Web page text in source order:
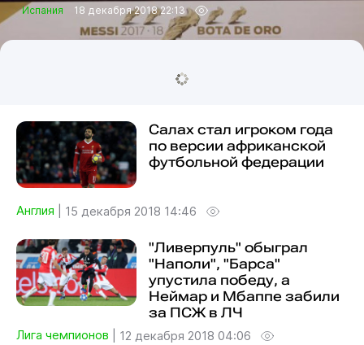
Испания 18 декабря 2018 22:13
Салах стал игроком года
по версии африканской
футбольной федерации
Англия 15 декабря 2018 14:46
"Ливерпуль" обыграл
"Наполи", "Барса"
упустила победу, а
Неймар и Мбаппе забили
за ПСЖ в ЛЧ
Лига чемпионов 12 декабря 2018 04:06